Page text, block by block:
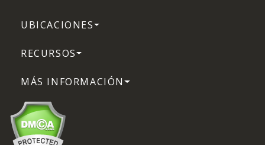
UBICACIONES
RECURSOS
MÁS INFORMACIÓN